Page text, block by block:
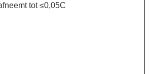
tot ≤0,05C